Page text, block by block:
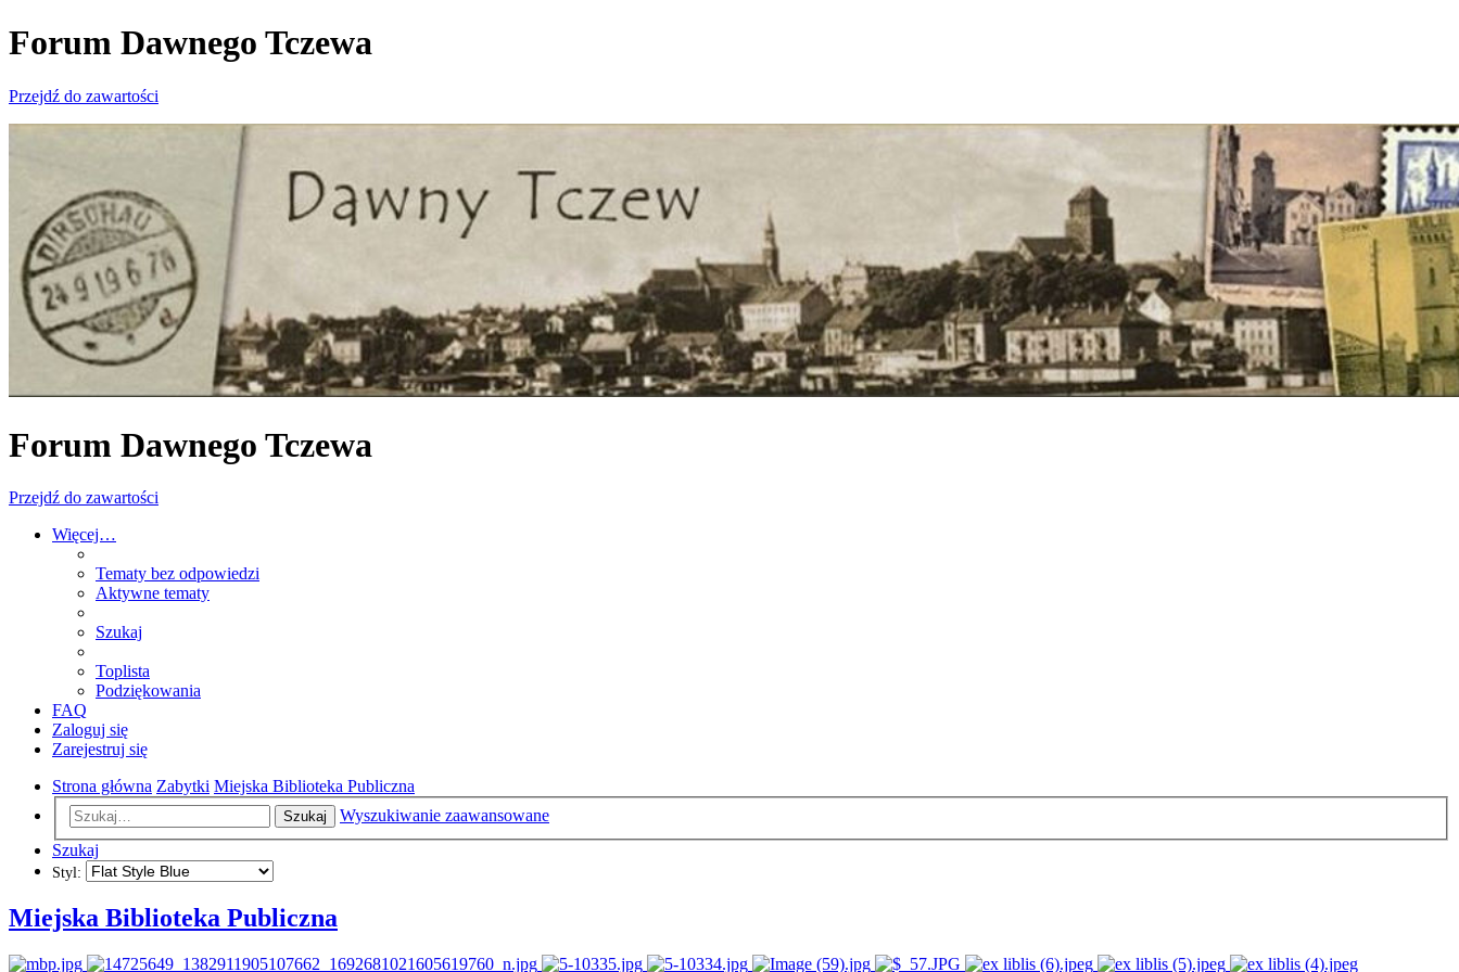
Forum Dawnego Tczewa
Przejdź do zawartości
Forum Dawnego Tczewa
Przejdź do zawartości
Więcej…
Tematy bez odpowiedzi
Aktywne tematy
Szukaj
Toplista
Podziękowania
FAQ
Zaloguj się
Zarejestruj się
Strona główna Zabytki Miejska Biblioteka Publiczna
Szukaj
Wyszukiwanie zaawansowane
Szukaj
Styl:
Miejska Biblioteka Publiczna